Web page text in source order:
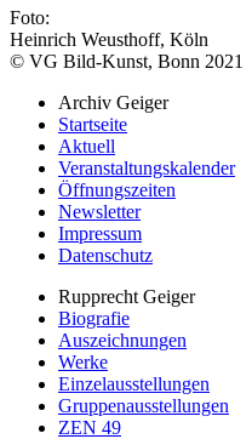
Foto:
Heinrich Weusthoff, Köln
© VG Bild-Kunst, Bonn 2021
Archiv Geiger
Startseite
Aktuell
Veranstaltungskalender
Öffnungszeiten
Newsletter
Impressum
Datenschutz
Rupprecht Geiger
Biografie
Auszeichnungen
Werke
Einzelausstellungen
Gruppenausstellungen
ZEN 49